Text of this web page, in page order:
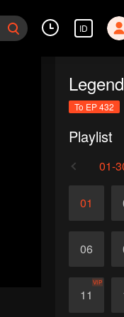
ID
To EP 432
Playlist
01-
01
06
11
VIP